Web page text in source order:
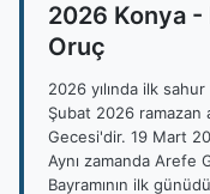
2026 Konya -
Oruç
2026 yılında ilk
Şubat 2026 ramazan
Gecesi'dir. 19 Mart
Aynı zamanda Arefe
Bayramının ilk